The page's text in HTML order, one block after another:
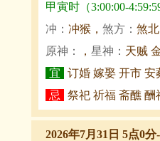
甲寅时（3:00:00-
冲： 冲猴， 煞方： 煞北
原神：
， 星神： 天贼
宜
订婚 嫁娶 开市 安
忌
祭祀 祈福 斋醮 酬
2026年7月31日 5点0